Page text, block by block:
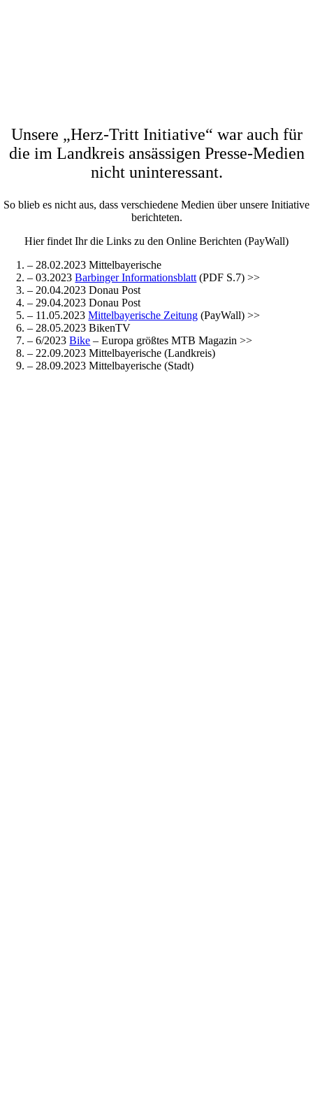
Unsere „Herz-Tritt Initiative“ war auch für
die im Landkreis ansässigen Presse-Medien
nicht uninteressant.
So blieb es nicht aus, dass verschiedene Medien über unsere Initiative
berichteten.
Hier findet Ihr die Links zu den Online Berichten (PayWall)
– 28.02.2023 Mittelbayerische
– 03.2023Barbinger Informationsblatt (PDF S.7) >>
– 20.04.2023 Donau Post
– 29.04.2023 Donau Post
– 11.05.2023Mittelbayerische Zeitung (PayWall) >>
– 28.05.2023 BikenTV
– 6/2023Bike – Europa größtes MTB Magazin >>
– 22.09.2023 Mittelbayerische (Landkreis)
– 28.09.2023 Mittelbayerische (Stadt)